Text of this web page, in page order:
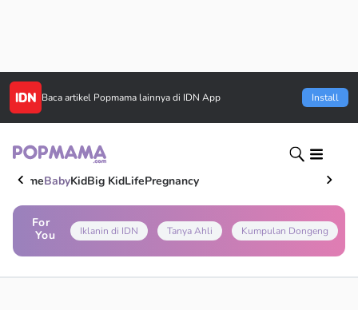
Baca artikel Popmama lainnya di IDN App Install
HomeBabyKidBig KidLifePregnancy
For
You
Iklanin di IDN Tanya Ahli Kumpulan Dongeng